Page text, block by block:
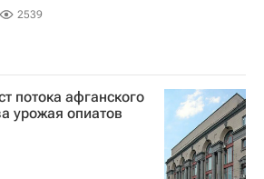
2539
потока афганского
урожая опиатов